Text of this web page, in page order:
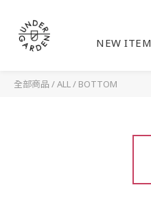
NEW ITEM
全部商品 /ALL/ BOTTOM